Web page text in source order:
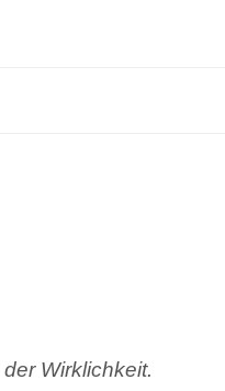
Wirklichkeit.